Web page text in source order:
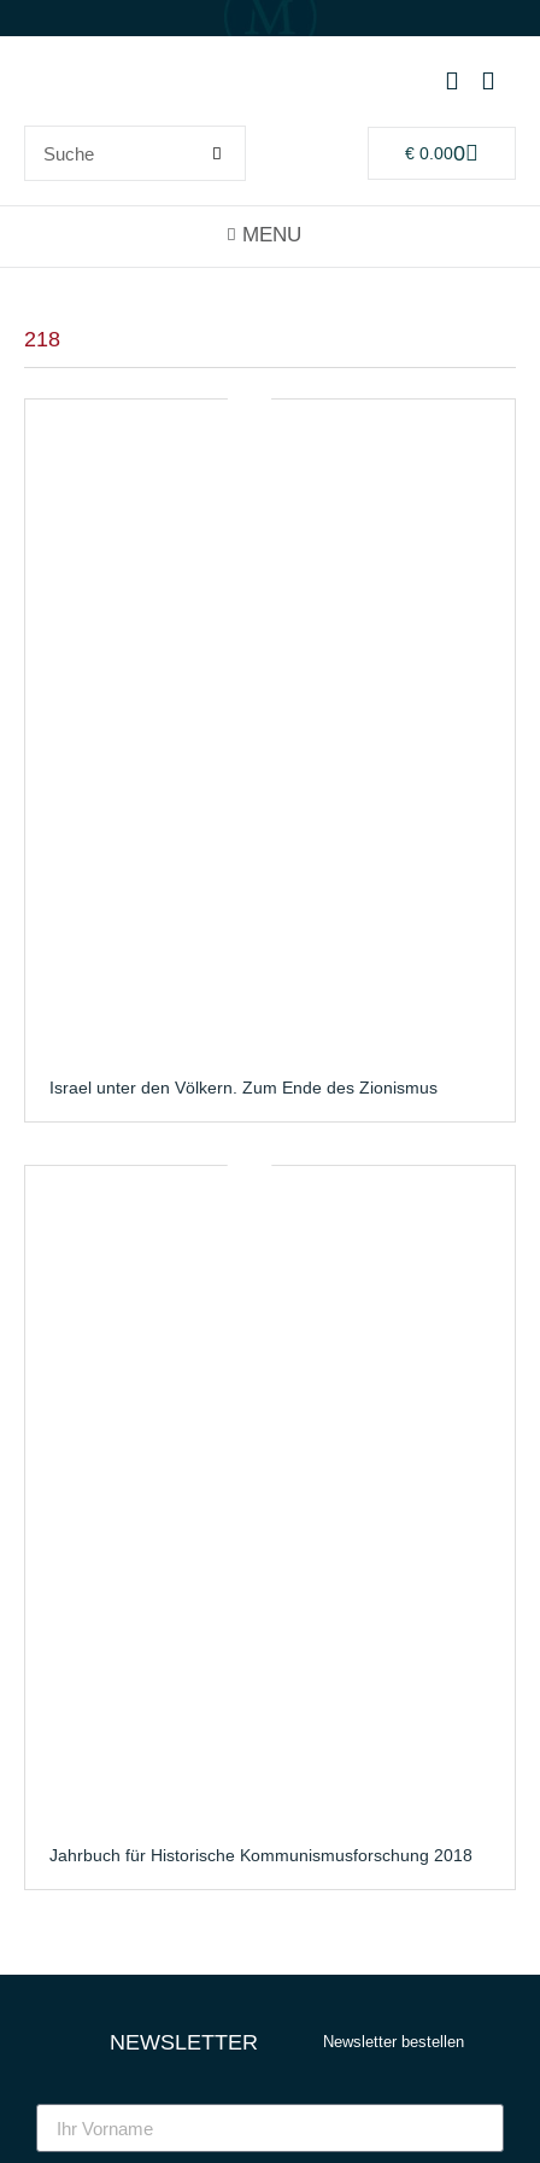
€0.000
218
Israel unter den Völkern. Zum Ende des Zionismus
Jahrbuch für Historische Kommunismusforschung 2018
NEWSLETTER Newsletter bestellen